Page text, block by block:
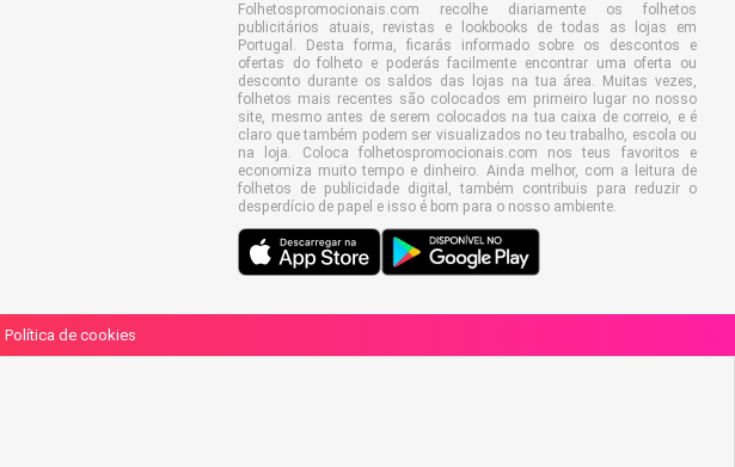
Folhetospromocionais.com recolhe diariamente os folhetos
publicitários atuais, revistas e lookbooks de todas as lojas em
Portugal. Desta forma, ficarás informado sobre os descontos e
ofertas do folheto e poderás facilmente encontrar uma oferta ou
desconto durante os saldos das lojas na tua área. Muitas vezes,
folhetos mais recentes são colocados em primeiro lugar no nosso
site, mesmo antes de serem colocados na tua caixa de correio, e é
claro que também podem ser visualizados no teu trabalho, escola ou
na loja. Coloca folhetospromocionais.com nos teus favoritos e
economiza muito tempo e dinheiro. Ainda melhor, com a leitura de
folhetos de publicidade digital, também contribuis para reduzir o
desperdício de papel e isso é bom para o nosso ambiente.
Política de cookies